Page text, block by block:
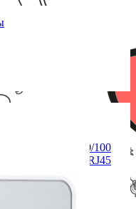
8-портовый 10/100
8 портов RJ45